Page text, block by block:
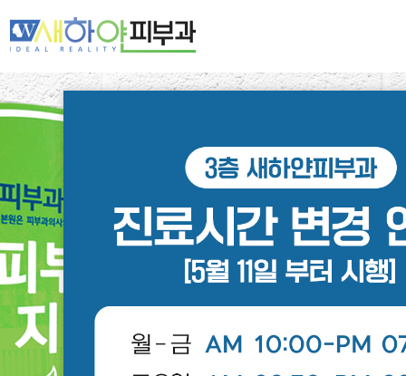
새하얀 네트워크
기미·색소·홍조
주름·탄력
제모·모발
피부클리닉
레이저클리닉